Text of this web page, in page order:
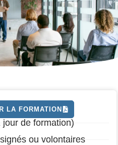
LA FORMATION
de formation)
ou volontaires